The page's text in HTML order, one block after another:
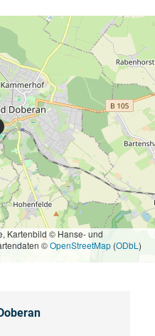
Kartenbild © Hanse- und
©OpenStreetMap (ODbL )